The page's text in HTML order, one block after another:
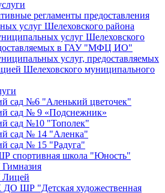
регламенты предоставления
услуг Шелеховского района
услуг Шелеховского
в ГАУ "МФЦ ИО"
услуг, предоставляемых
Шелеховского муниципального
сад №6 "Аленький цветочек"
сад № 9 «Подснежник»
сад №10 "Тополек"
сад № 14 "Аленка"
сад № 15 "Радуга"
спортивная школа "Юность"
ШР "Детская художественная